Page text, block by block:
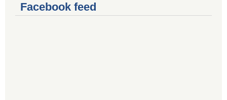
Facebook feed